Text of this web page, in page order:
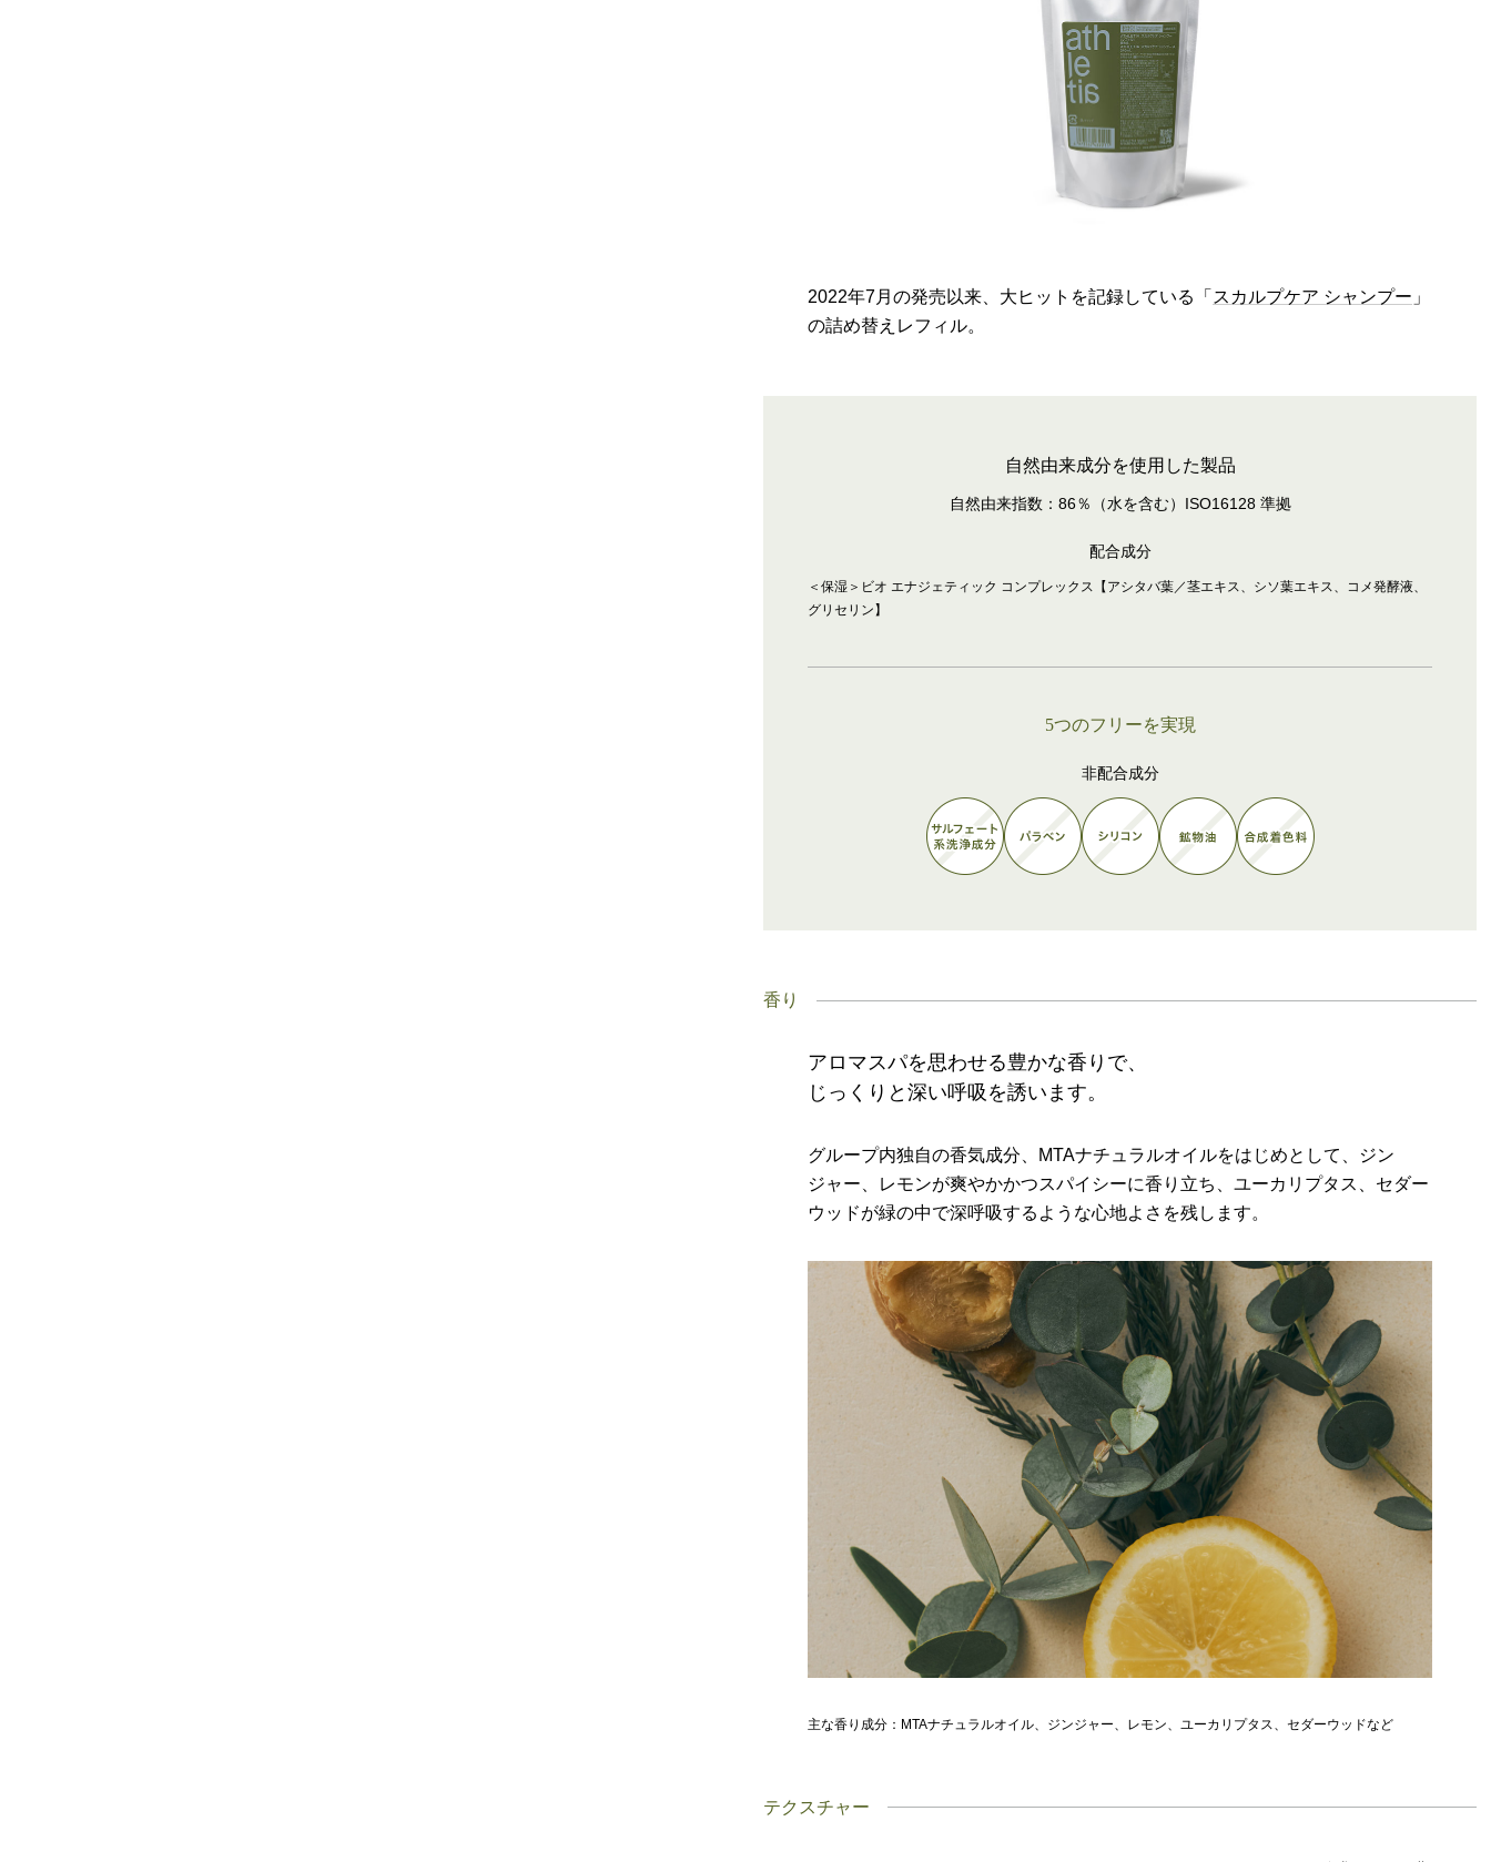
2022年7月の発売以来、大ヒットを記録している「 スカルプケア シャンプー 」
の詰め替えレフィル。
自然由来成分を使用した製品
自然由来指数：86％（水を含む）ISO16128 準拠
配合成分
＜保湿＞ビオ エナジェティック コンプレックス【アシタバ葉／茎エキス、シソ葉エキス、コメ発酵液、
グリセリン】
5つのフリーを実現
非配合成分
香り
アロマスパを思わせる豊かな香りで、
じっくりと深い呼吸を誘います。
グループ内独自の香気成分、MTAナチュラルオイルをはじめとして、ジン
ジャー、レモンが爽やかかつスパイシーに香り立ち、ユーカリプタス、セダー
ウッドが緑の中で深呼吸するような心地よさを残します。
主な香り成分：MTAナチュラルオイル、ジンジャー、レモン、ユーカリプタス、セダーウッドなど
テクスチャー